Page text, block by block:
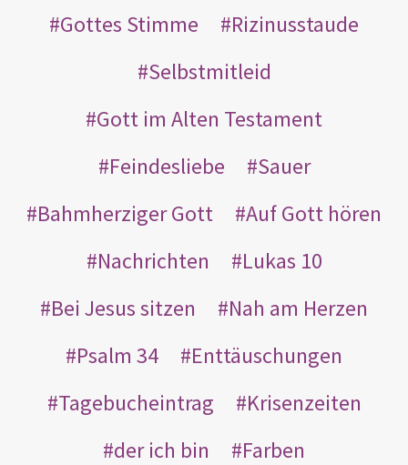
Gottes Stimme
Rizinusstaude
Selbstmitleid
Gott im Alten Testament
Feindesliebe
Sauer
Bahmherziger Gott
Auf Gott hören
Nachrichten
Lukas 10
Bei Jesus sitzen
Nah am Herzen
Psalm 34
Enttäuschungen
Tagebucheintrag
Krisenzeiten
der ich bin
Farben